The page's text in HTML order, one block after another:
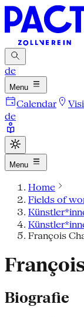
de
Menu
Calendar
de
Menu
Home
Fields of
François
Biografie